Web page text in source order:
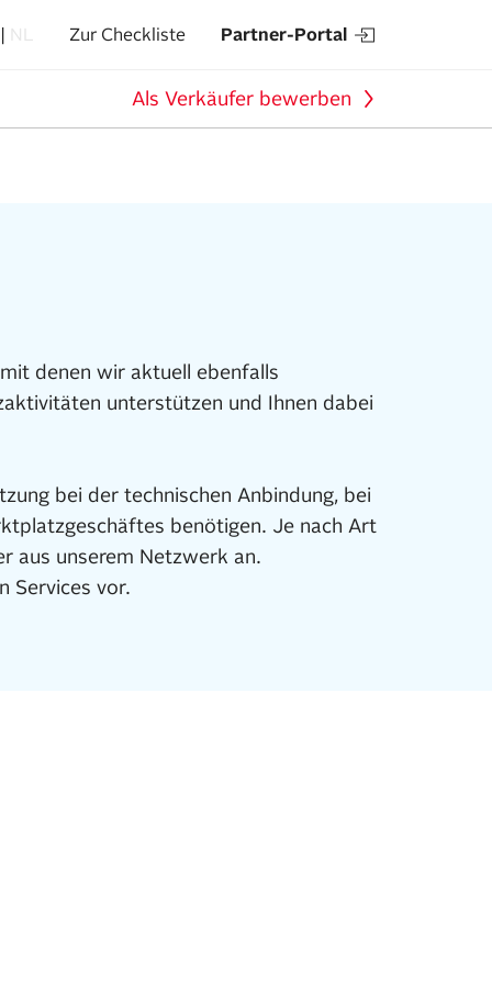
NL Zur Checkliste Partner-Portal
Als Verkäufer bewerben
denen wir aktuell ebenfalls
unterstützen und Ihnen dabei
bei der technischen Anbindung, bei
benötigen. Je nach Art
aus unserem Netzwerk an.
Services vor.